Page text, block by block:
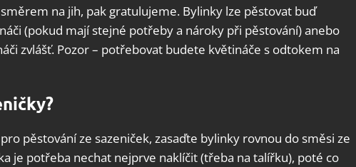
na jih, pak gratulujeme. Bylinky lze pěstovat buď
(pokud mají stejné potřeby a nároky při pěstování) anebo
zvlášť. Pozor – potřebovat budete květináče s odtokem na
pěstování ze sazeniček, zasaďte bylinky rovnou do směsi ze
je potřeba nechat nejprve naklíčit (třeba na talířku), poté co